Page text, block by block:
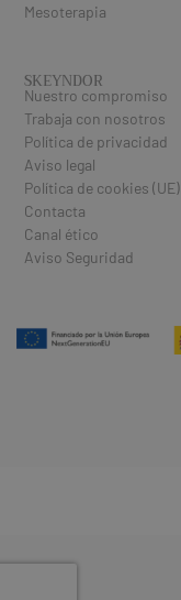
Mesoterapia
SKEYNDOR
Nuestro compromiso
Trabaja con nosotros
Política de privacidad
Aviso legal
Política de cookies (UE)
Contacta
Canal ético
Aviso Seguridad